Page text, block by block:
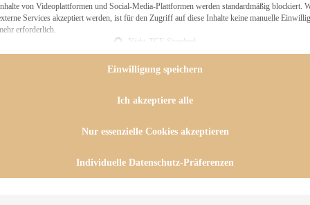
von Videoplattformen und Social-Media-Plattformen werden standardmäßig blockiert.
Services akzeptiert werden, ist für den Zugriff auf diese Inhalte keine manuelle
erforderlich.
Nicht-TCF-Standard
Einwilligung speichern
Ich akzeptiere alle
Nur essenzielle Cookies akzeptieren
Individuelle Datenschutz-Präferenzen